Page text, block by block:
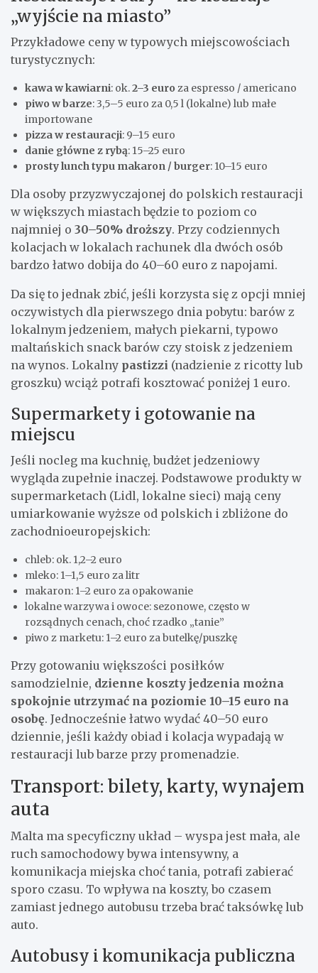
„wyjście na miasto”
Przykładowe ceny w typowych miejscowościach
turystycznych:
kawa w kawiarni: ok.2–3 euro za espresso / americano
piwo w barze: 3,5–5 euro za 0,5 l (lokalne) lub małe
importowane
pizza w restauracji: 9–15 euro
danie główne z rybą: 15–25 euro
prosty lunch typu makaron / burger: 10–15 euro
Dla osoby przyzwyczajonej do polskich restauracji
w większych miastach będzie to poziom co
najmniej o 30–50% droższy. Przy codziennych
kolacjach w lokalach rachunek dla dwóch osób
bardzo łatwo dobija do 40–60 euro z napojami.
Da się to jednak zbić, jeśli korzysta się z opcji mniej
oczywistych dla pierwszego dnia pobytu: barów z
lokalnym jedzeniem, małych piekarni, typowo
maltańskich snack barów czy stoisk z jedzeniem
na wynos. Lokalny pastizzi (nadzienie z ricotty lub
groszku) wciąż potrafi kosztować poniżej 1 euro.
Supermarkety i gotowanie na
miejscu
Jeśli nocleg ma kuchnię, budżet jedzeniowy
wygląda zupełnie inaczej. Podstawowe produkty w
supermarketach (Lidl, lokalne sieci) mają ceny
umiarkowanie wyższe od polskich i zbliżone do
zachodnioeuropejskich:
chleb: ok. 1,2–2 euro
mleko: 1–1,5 euro za litr
makaron: 1–2 euro za opakowanie
lokalne warzywa i owoce: sezonowe, często w
rozsądnych cenach, choć rzadko „tanie”
piwo z marketu: 1–2 euro za butelkę/puszkę
Przy gotowaniu większości posiłków
samodzielnie, dzienne koszty jedzenia można
spokojnie utrzymać na poziomie 10–15 euro na
osobę. Jednocześnie łatwo wydać 40–50 euro
dziennie, jeśli każdy obiad i kolacja wypadają w
restauracji lub barze przy promenadzie.
Transport: bilety, karty, wynajem
auta
Malta ma specyficzny układ – wyspa jest mała, ale
ruch samochodowy bywa intensywny, a
komunikacja miejska choć tania, potrafi zabierać
sporo czasu. To wpływa na koszty, bo czasem
zamiast jednego autobusu trzeba brać taksówkę lub
auto.
Autobusy i komunikacja publiczna